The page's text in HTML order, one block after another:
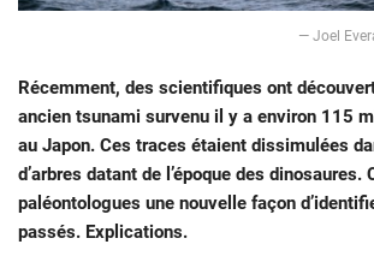
― Joel
Récemment, des scientifiques ont
ancien tsunami survenu il y a environ 115
au Japon. Ces traces étaient dissimulées
d’arbres datant de l’époque des dinosaures.
paléontologues une nouvelle façon
passés. Explications.